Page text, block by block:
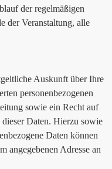
der regelmäßigen
der Veranstaltung, alle
Auskunft über Ihre
personenbezogenen
sowie ein Recht auf
Daten. Hierzu sowie
Daten können
angegebenen Adresse an